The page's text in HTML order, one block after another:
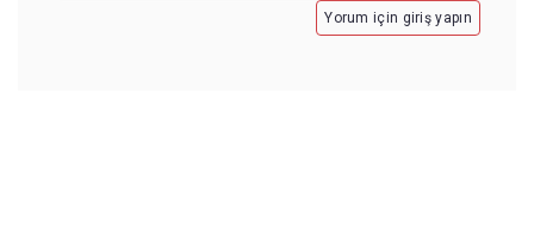
Yorum için giriş yapın